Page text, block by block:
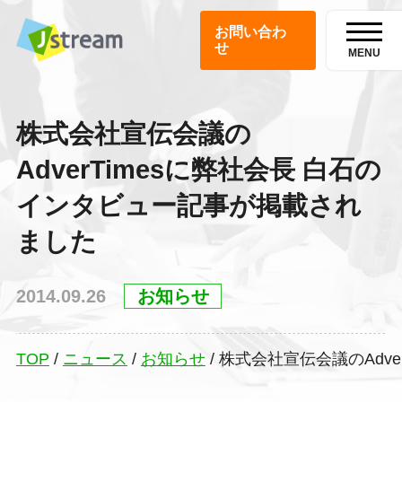
お問い合わ
せ
MENU
株式会社宣伝会議の
AdverTimesに弊社会長 白石の
インタビュー記事が掲載され
ました
2014.09.26 お知らせ
TOP / ニュース / お知らせ/ 株式会社宣伝会議の